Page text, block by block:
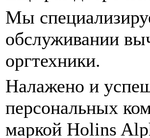
Мы
обслуживании
оргтехники.
Налажено и
персональных
маркой Holins